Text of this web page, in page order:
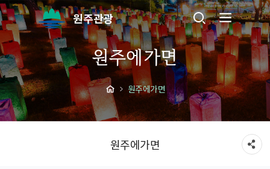
원주관광
원주에가면
원주에가면
원주에가면